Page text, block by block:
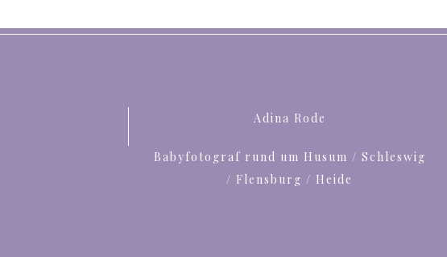
Adina Rode
Babyfotograf rund um Husum / Schleswig
/ Flensburg / Heide